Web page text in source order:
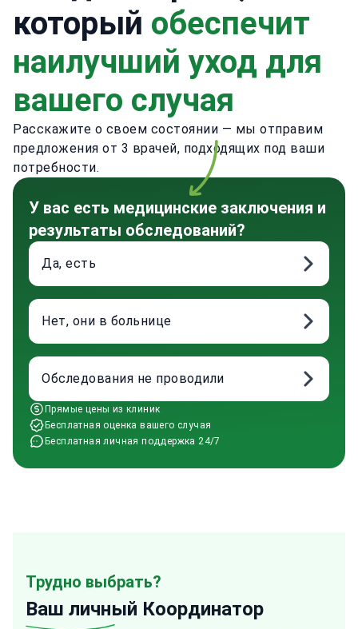
который обеспечит
наилучший уход для
вашего случая
Расскажите о своем состоянии — мы отправим
предложения от 3 врачей, подходящих под ваши
потребности.
У вас есть медицинские заключения и
результаты обследований?
Да, есть
Нет, они в больнице
Обследования не проводили
Прямые цены из клиник
Бесплатная оценка вашего случая
Бесплатная личная поддержка 24/7
Трудно выбрать?
Ваш личный Координатор